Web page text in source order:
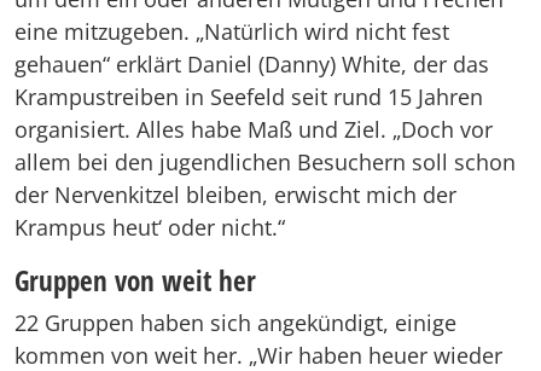
eine mitzugeben. „Natürlich wird nicht fest
gehauen“ erklärt Daniel (Danny) White, der das
Krampustreiben in Seefeld seit rund 15 Jahren
organisiert. Alles habe Maß und Ziel. „Doch vor
allem bei den jugendlichen Besuchern soll schon
der Nervenkitzel bleiben, erwischt mich der
Krampus heut‘ oder nicht.“
Gruppen von weit her
22 Gruppen haben sich angekündigt, einige
kommen von weit her. „Wir haben heuer wieder